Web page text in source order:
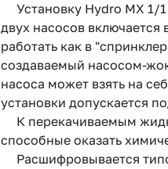
Установку Hydro MX
двух насосов включается
работать как в
создаваемый насосом-
насоса может взять на
установки допускается
К перекачиваемым
способные оказать
Расшифровывается